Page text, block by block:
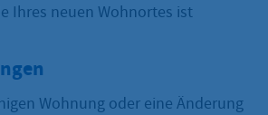
Ihres neuen Wohnortes ist
Wohnung oder eine Änderung